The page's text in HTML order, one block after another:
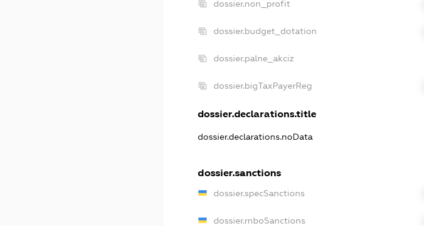
dossier.non_profit
dossier.budget_dotation
dossier.palne_akciz
dossier.bigTaxPayerReg
dossier.declarations.title
dossier.declarations.noData
dossier.sanctions
dossier.specSanctions
dossier.rnboSanctions